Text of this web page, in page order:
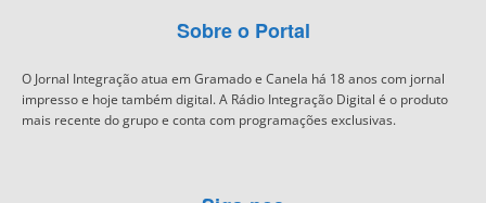
Sobre o Portal
O Jornal Integração atua em Gramado e Canela há 18 anos com jornal
impresso e hoje também digital. A Rádio Integração Digital é o produto
mais recente do grupo e conta com programações exclusivas.